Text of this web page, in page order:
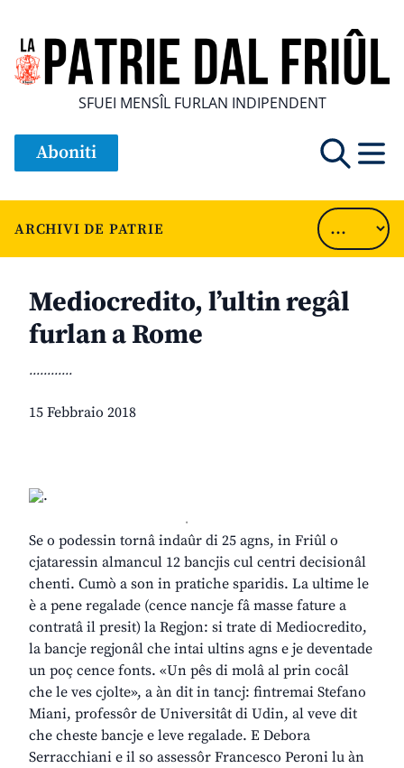
SFUEI MENSÎL FURLAN INDIPENDENT
Aboniti
ARCHIVI DE PATRIE
Mediocredito, l’ultin regâl
furlan a Rome
............
15 Febbraio 2018
.
Se o podessin tornâ indaûr di 25 agns, in Friûl o
cjataressin almancul 12 bancjis cul centri decisionâl
chenti. Cumò a son in pratiche sparidis. La ultime le
è a pene regalade (cence nancje fâ masse fature a
contratâ il presit) la Regjon: si trate di Mediocredito,
la bancje regjonâl che intai ultins agns e je deventade
un poç cence fonts. «Un pês di molâ al prin cocâl
che le ves cjolte», a àn dit in tancj: fintremai Stefano
Miani, professôr de Universitât di Udin, al veve dit
che cheste bancje e leve regalade. E Debora
Serracchiani e il so assessôr Francesco Peroni lu àn